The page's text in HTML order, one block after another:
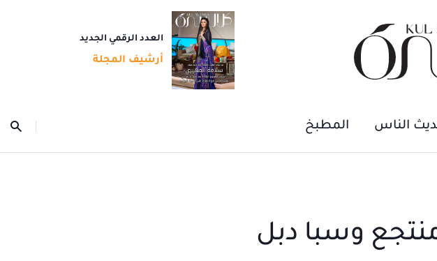
العدد الرقمي الجديد
أرشيف المجلة
الناس المطبخ
وسبا دبل